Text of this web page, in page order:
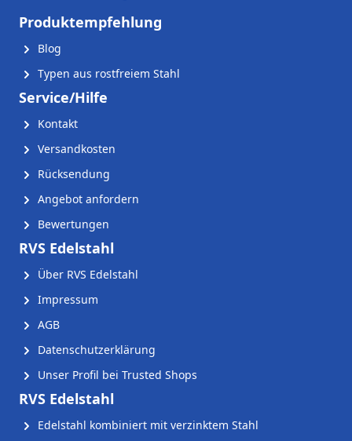
Produktempfehlung
Blog
Typen aus rostfreiem Stahl
Service/Hilfe
Kontakt
Versandkosten
Rücksendung
Angebot anfordern
Bewertungen
RVS Edelstahl
Über RVS Edelstahl
Impressum
AGB
Datenschutzerklärung
Unser Profil bei Trusted Shops
RVS Edelstahl
Edelstahl kombiniert mit verzinktem Stahl